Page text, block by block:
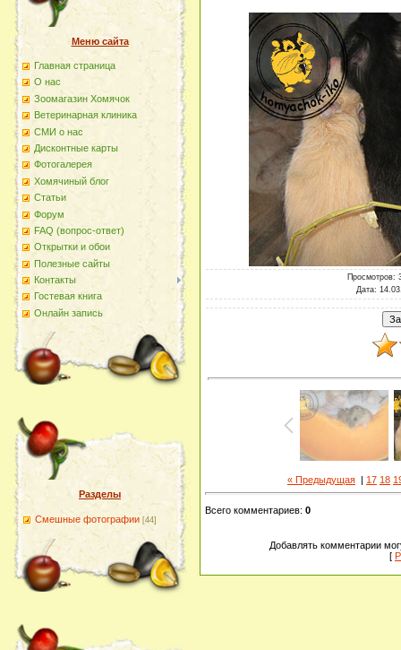
Меню сайта
Главная страница
О наc
Зоомагазин Хомячок
Ветеринарная клиника
СМИ о нас
Дисконтные карты
Фотогалерея
Хомячиный блог
Статьи
Форум
FAQ (вопрос-ответ)
Открытки и обои
Полезные сайты
Контакты
Гостевая книга
Онлайн запись
Разделы
Смешные фотографии [44]
Просмотров:
Дата:
« Предыдущая | 17 18
Всего комментариев: 0
Добавлять комментарии
[